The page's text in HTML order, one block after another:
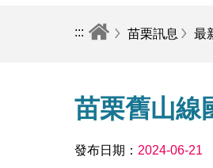
::: 苗栗訊息 最
苗栗舊山線
發布日期： 2024-06-21